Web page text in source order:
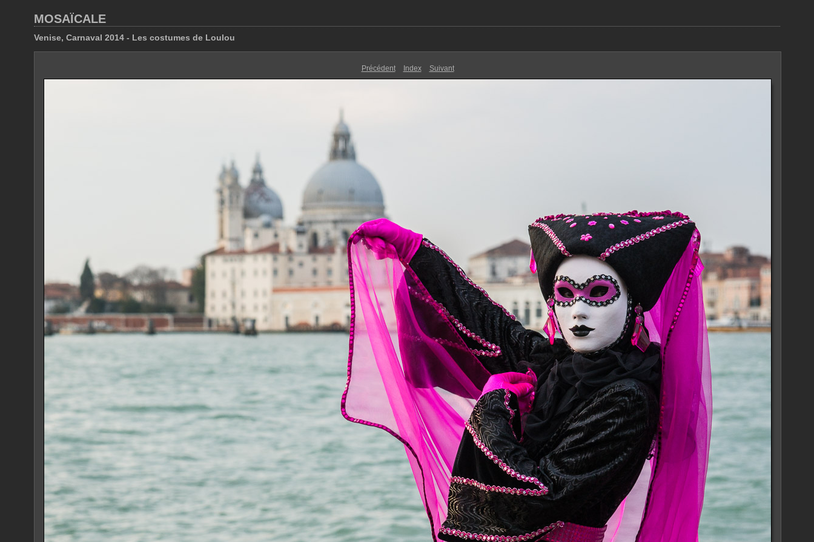
MOSAÏCALE
Venise, Carnaval 2014 - Les costumes de Loulou
Précédent Index Suivant